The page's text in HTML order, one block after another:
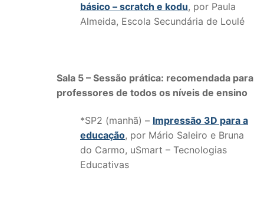
básico – scratch e kodu, por Paula
Almeida, Escola Secundária de Loulé
Sala 5 – Sessão prática: recomendada para
professores de todos os níveis de ensino
*SP2 (manhã) – Impressão 3D para a
educação, por Mário Saleiro e Bruna
do Carmo, uSmart – Tecnologias
Educativas